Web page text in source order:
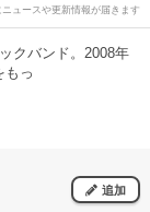
ュースや更新情報が届きます
クバンド。2008年
もっ
追加